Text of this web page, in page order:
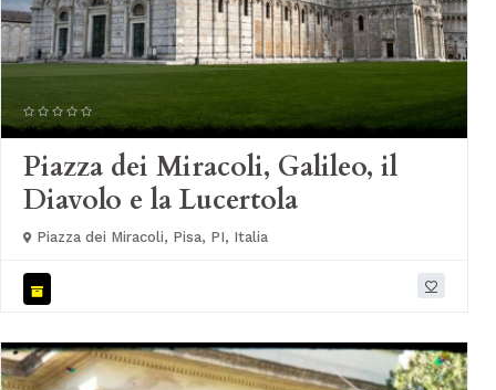
Piazza dei Miracoli, Galileo, il
Diavolo e la Lucertola
Piazza dei Miracoli, Pisa, PI, Italia